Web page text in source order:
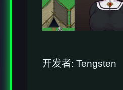
开发者: Tengsten